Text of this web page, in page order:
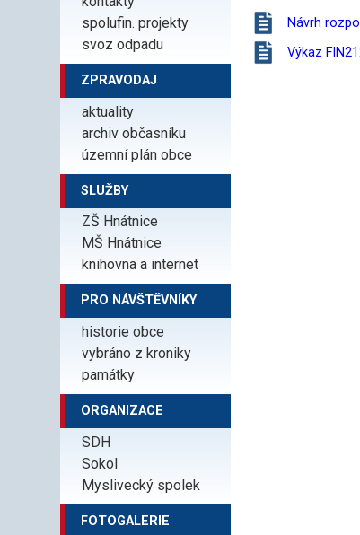
spolufin. projekty
svoz odpadu
ZPRAVODAJ
aktuality
archiv občasníku
územní plán obce
SLUŽBY
ZŠ Hnátnice
MŠ Hnátnice
knihovna a internet
PRO NÁVŠTĚVNÍKY
historie obce
vybráno z kroniky
památky
ORGANIZACE
SDH
Sokol
Myslivecký spolek
FOTOGALERIE
Návrh
Výkaz